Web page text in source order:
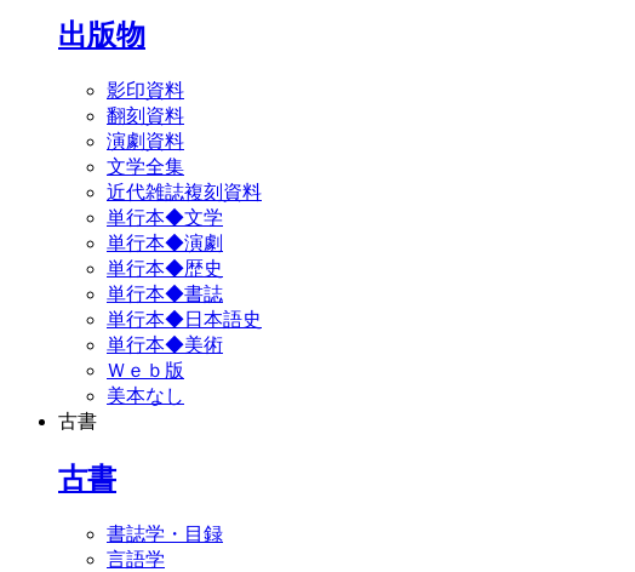
出版物
影印資料
翻刻資料
演劇資料
文学全集
近代雑誌複刻資料
単行本◆文学
単行本◆演劇
単行本◆歴史
単行本◆書誌
単行本◆日本語史
単行本◆美術
Ｗｅｂ版
美本なし
古書
古書
書誌学・目録
言語学